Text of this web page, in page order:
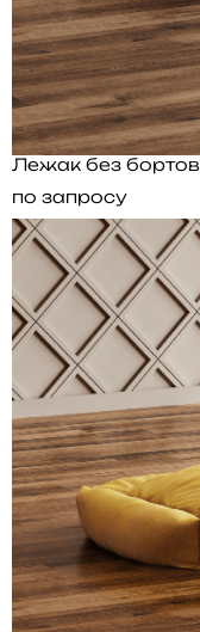
Лежак без бортов
по запросу